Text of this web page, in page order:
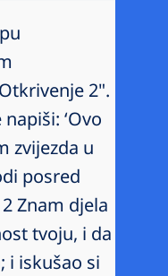
2".
‘Ovo
zvijezda u
posred
Znam djela
tvoju, i da
i iskušao si